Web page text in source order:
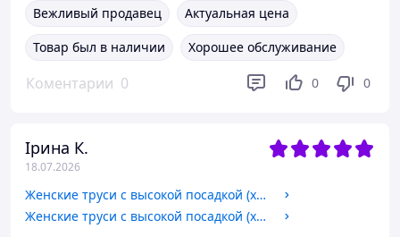
Вежливый продавец
Актуальная цена
Товар был в наличии
Хорошее обслуживание
Коментарии 0 0 0
Ірина К.
18.07.2026
Женские труси с высокой посадкой (хлопок) 54
Женские труси с высокой посадкой (хлопок) 56